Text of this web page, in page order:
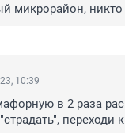
микрорайон, никто
10:39
в 2 раза
переходи